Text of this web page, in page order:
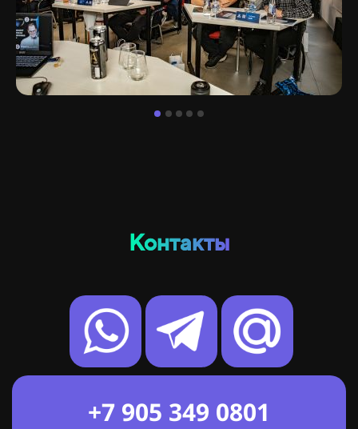
Контакты
+7 905 349 0801